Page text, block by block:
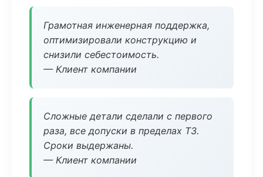
Грамотная инженерная поддержка,
оптимизировали конструкцию и
снизили себестоимость.
— Клиент компании
Сложные детали сделали с первого
раза, все допуски в пределах ТЗ.
Сроки выдержаны.
— Клиент компании